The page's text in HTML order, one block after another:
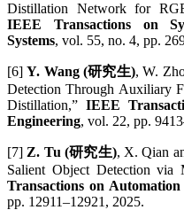
Distillation Network for
IEEE Transactions on
Systems, vol. 55, no. 4, pp.
[6]Y. Wang (研究生), W.
Detection Through Auxiliary
Distillation,” IEEE
Engineering, vol. 22, pp.
[7] Z. Tu (研究生), X. Qian
Salient Object Detection via
Transactions on
pp. 12911–12921, 2025.